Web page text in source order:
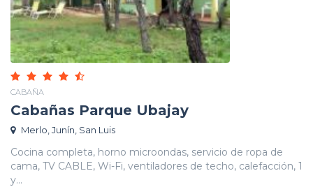
CABAÑA
Cabañas Parque Ubajay
Merlo, Junín, San Luis
Cocina completa, horno microondas, servicio de ropa de
cama, TV CABLE, Wi-Fi, ventiladores de techo, calefacción, 1
y...